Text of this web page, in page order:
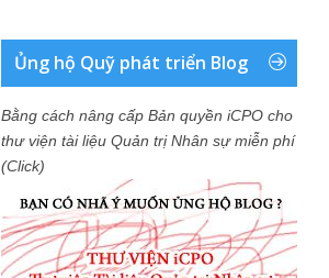
Ủng hộ Quỹ phát triển Blog
Bằng cách nâng cấp Bản quyền iCPO cho
thư viện tài liệu Quản trị Nhân sự miễn phí
(Click)